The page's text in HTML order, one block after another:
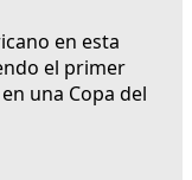
en esta
el primer
una Copa del